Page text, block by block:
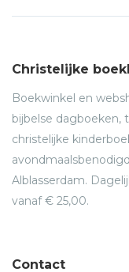
Christelijke
Boekwinkel en
bijbelse dagboeken,
christelijke
Alblasserdam.
vanaf € 25,00.
Contact